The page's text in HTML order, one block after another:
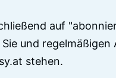
auf
und regelmäßigen
stehen.